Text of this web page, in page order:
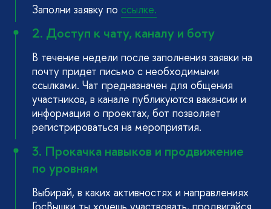
Заполни заявку по ссылке.
2. Доступ к чату, каналу и боту
В течение недели после заполнения заявки на
почту придет письмо с необходимыми
ссылками. Чат предназначен для общения
участников, в канале публикуются вакансии и
информация о проектах, бот позволяет
регистрироваться на мероприятия.
3. Прокачка навыков и продвижение
по уровням
Выбирай, в каких активностях и направлениях